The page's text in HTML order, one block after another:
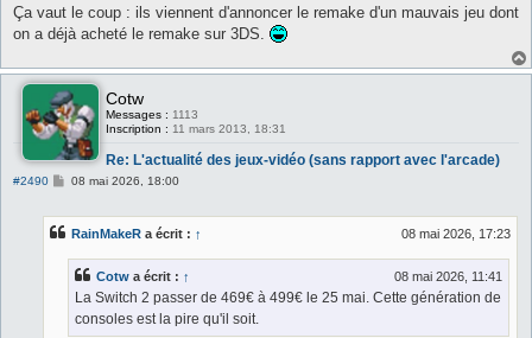
s
a
e
Ça vaut le coup : ils viennent d'annoncer le remake d'un mauvais jeu dont
on a déjà acheté le remake sur 3DS.
Cotw
Messages : 1113
Inscription : 11 mars 2013, 18:31
Re: L'actualité des jeux-vidéo (sans rapport avec l'arcade)
#2490
M
a
08 mai 2026, 18:00
RainMakeR a écrit : ↑ 08 mai 2026, 17:23
Cotw a écrit : ↑ 08 mai 2026, 11:41
La Switch 2 passer de 469€ à 499€ le 25 mai. Cette génération de
consoles est la pire qu'il soit.